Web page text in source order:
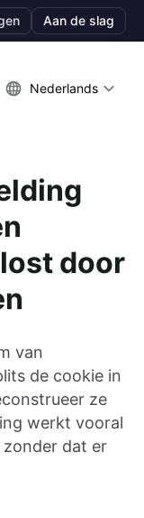
Aan de slag
Nederlands
door
van
de cookie in
ze
werkt vooral
dat er